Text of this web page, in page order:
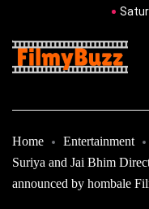
Home
Entertainment
Suriya and Jai Bhim
announced by hombale